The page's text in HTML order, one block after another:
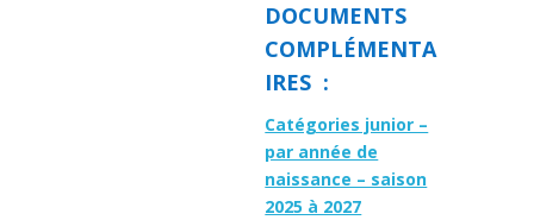
DOCUMENTS
COMPLÉMENTA
IRES :
Catégories junior –
par année de
naissance – saison
2025 à 2027